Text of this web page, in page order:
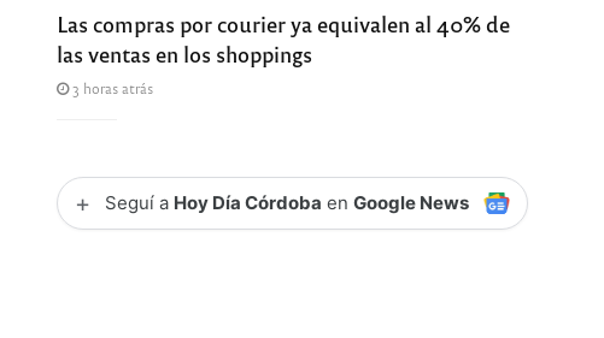
Las compras por courier ya equivalen al 40% de
las ventas en los shoppings
3 horas atrás
+ Seguí a Hoy Día Córdoba enGoogle News